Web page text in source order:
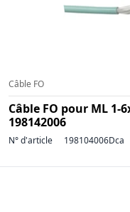
Câble FO
Câble FO pour ML
198142006
N° d'article 198104006Dca